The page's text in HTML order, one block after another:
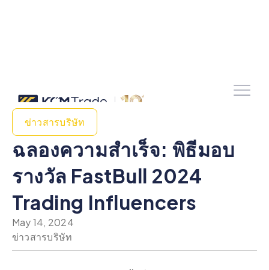
ข่าวสารบริษัท
ฉลองความสําเร็จ: พิธีมอบ
รางวัล FastBull 2024
Trading Influencers
May 14, 2024
ข่าวสารบริษัท